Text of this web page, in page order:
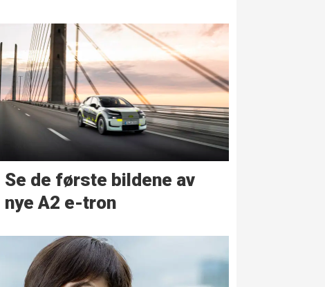
Se de første bildene av
nye A2 e-tron